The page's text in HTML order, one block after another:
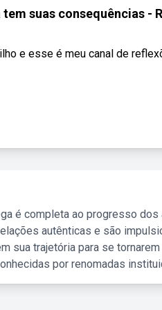
suas consequências -
e esse é meu canal de
é completa ao progresso
autênticas e são
sua trajetória para se
por renomadas